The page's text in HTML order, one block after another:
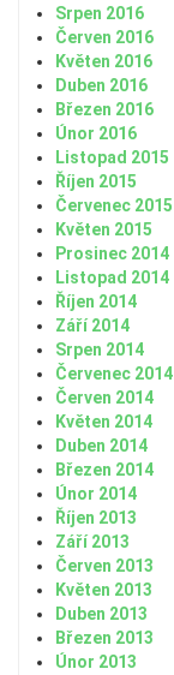
Srpen 2016
Červen 2016
Květen 2016
Duben 2016
Březen 2016
Únor 2016
Listopad 2015
Říjen 2015
Červenec 2015
Květen 2015
Prosinec 2014
Listopad 2014
Říjen 2014
Září 2014
Srpen 2014
Červenec 2014
Červen 2014
Květen 2014
Duben 2014
Březen 2014
Únor 2014
Říjen 2013
Září 2013
Červen 2013
Květen 2013
Duben 2013
Březen 2013
Únor 2013